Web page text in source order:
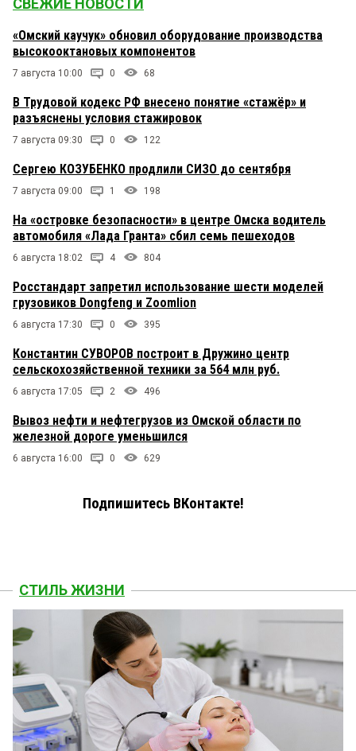
СВЕЖИЕ НОВОСТИ
«Омский каучук» обновил оборудование производства
высокооктановых компонентов
7 августа 10:00 0 68
В Трудовой кодекс РФ внесено понятие «стажёр» и
разъяснены условия стажировок
7 августа 09:30 0 122
Сергею КОЗУБЕНКО продлили СИЗО до сентября
7 августа 09:00 1 198
На «островке безопасности» в центре Омска водитель
автомобиля «Лада Гранта» сбил семь пешеходов
6 августа 18:02 4 804
Росстандарт запретил использование шести моделей
грузовиков Dongfeng и Zoomlion
6 августа 17:30 0 395
Константин СУВОРОВ построит в Дружино центр
сельскохозяйственной техники за 564 млн руб.
6 августа 17:05 2 496
Вывоз нефти и нефтегрузов из Омской области по
железной дороге уменьшился
6 августа 16:00 0 629
Подпишитесь ВКонтакте!
СТИЛЬ ЖИЗНИ